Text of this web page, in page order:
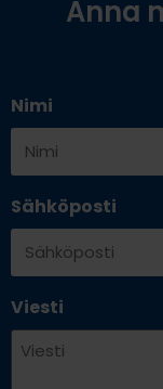
Anna
Nimi
Sähköposti
Viesti